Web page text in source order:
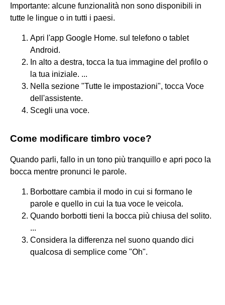
Importante: alcune funzionalità non sono disponibili in
tutte le lingue o in tutti i paesi.
Apri l'app Google Home. sul telefono o tablet
Android.
In alto a destra, tocca la tua immagine del profilo o
la tua iniziale. ...
Nella sezione "Tutte le impostazioni", tocca Voce
dell'assistente.
Scegli una voce.
Come modificare timbro voce?
Quando parli, fallo in un tono più tranquillo e apri poco la
bocca mentre pronunci le parole.
Borbottare cambia il modo in cui si formano le
parole e quello in cui la tua voce le veicola.
Quando borbotti tieni la bocca più chiusa del solito.
...
Considera la differenza nel suono quando dici
qualcosa di semplice come "Oh".